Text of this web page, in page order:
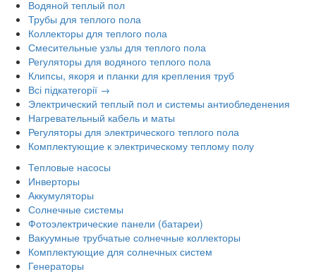
Водяной теплый пол
Трубы для теплого пола
Коллекторы для теплого пола
Смесительные узлы для теплого пола
Регуляторы для водяного теплого пола
Клипсы, якоря и планки для крепления труб
Всі підкатегорії →
Электрический теплый пол и системы антиобледенения
Нагревательный кабель и маты
Регуляторы для электрического теплого пола
Комплектующие к электрическому теплому полу
Тепловые насосы
Инверторы
Аккумуляторы
Солнечные системы
Фотоэлектрические панели (батареи)
Вакуумные трубчатые солнечные коллекторы
Комплектующие для солнечных систем
Генераторы